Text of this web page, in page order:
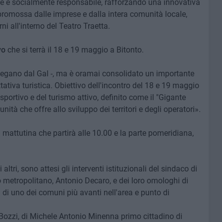
e socialmente responsabile, rafforzando una innovativa
dalle imprese e dalla intera comunità locale,
all'interno del Teatro Traetta.
che si terrà il 18 e 19 maggio a Bitonto.
dal Gal -, ma è oramai consolidato un importante
turistica. Obiettivo dell'incontro del 18 e 19 maggio
e del turismo attivo, definito come il "Gigante
che offre allo sviluppo dei territori e degli operatori».
che partirà alle 10.00 e la parte pomeridiana,
sono attesi gli interventi istituzionali del sindaco di
Antonio Decaro, e dei loro omologhi di
uno dei comuni più avanti nell'area e punto di
di Michele Antonio Minenna primo cittadino di